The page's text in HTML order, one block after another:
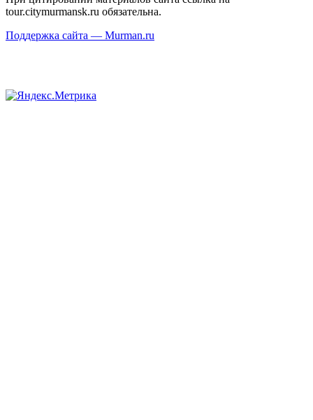
tour.citymurmansk.ru обязательна.
Поддержка сайта — Murman.ru